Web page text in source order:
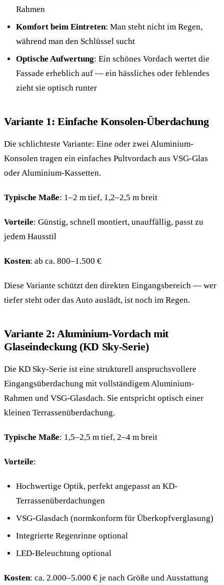
Rahmen
Komfort beim Eintreten: Man steht nicht im Regen,
während man den Schlüssel sucht
Optische Aufwertung: Ein schönes Vordach wertet die
Fassade erheblich auf — ein hässliches oder fehlendes
zieht sie optisch runter
Variante 1: Einfache Konsolen-Überdachung
Die schlichteste Variante: Eine oder zwei Aluminium-
Konsolen tragen ein einfaches Pultvordach aus VSG-Glas
oder Aluminium-Kassetten.
Typische Maße: 1–2 m tief, 1,2–2,5 m breit
Vorteile: Günstig, schnell montiert, unauffällig, passt zu
jedem Hausstil
Kosten: ab ca. 800–1.500 €
Diese Variante schützt den direkten Eingangsbereich — wer
tiefer steht oder das Auto auslädt, ist noch im Regen.
Variante 2: Aluminium-Vordach mit
Glaseindeckung (KD Sky-Serie)
Die KD Sky-Serie ist eine strukturell anspruchsvollere
Eingangsüberdachung mit vollständigem Aluminium-
Rahmen und VSG-Glasdach. Sie entspricht optisch einer
kleinen Terrassenüberdachung.
Typische Maße: 1,5–2,5 m tief, 2–4 m breit
Vorteile:
Hochwertige Optik, perfekt angepasst an KD-
Terrassenüberdachungen
VSG-Glasdach (normkonform für Überkopfverglasung)
Integrierte Regenrinne optional
LED-Beleuchtung optional
Kosten: ca. 2.000–5.000 € je nach Größe und Ausstattung